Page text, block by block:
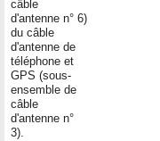
câble
d'antenne n° 6)
du câble
d'antenne de
téléphone et
GPS (sous-
ensemble de
câble
d'antenne n°
3).